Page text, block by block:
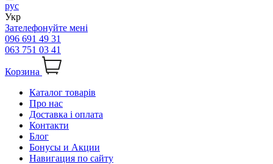
рус
Укр
Зателефонуйте мені
096 691 49 31
063 751 03 41
Корзина
Каталог товарів
Про нас
Доставка і оплата
Контакти
Блог
Бонусы и Акции
Навигация по сайту